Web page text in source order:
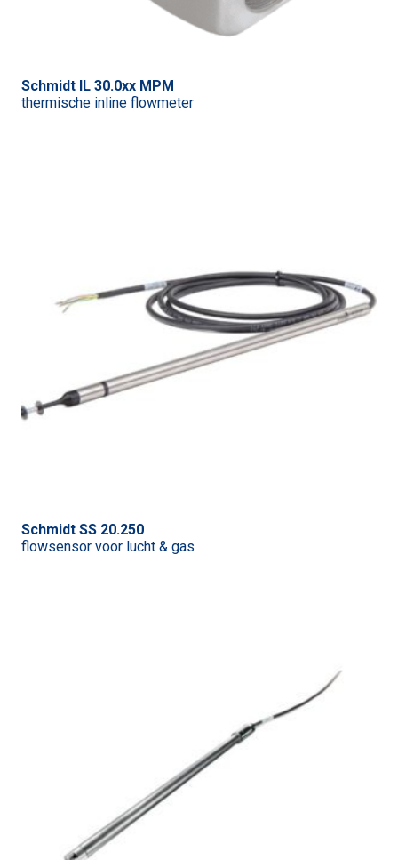
Schmidt IL 30.0xx MPM
thermische inline flowmeter
Schmidt SS 20.250
flowsensor voor lucht & gas